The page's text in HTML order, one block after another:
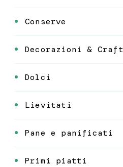
Conserve
Decorazioni & Craft
Dolci
Lievitati
Pane e panificati
Primi piatti